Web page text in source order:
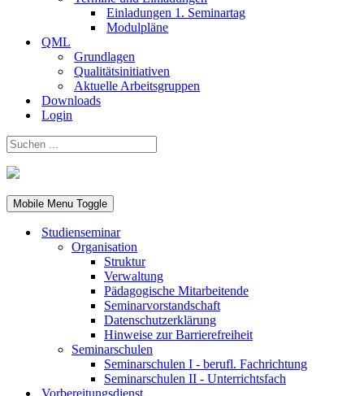
Einladungen 1. Seminartag
Modulpläne
QML
Grundlagen
Qualitätsinitiativen
Aktuelle Arbeitsgruppen
Downloads
Login
Mobile Menu Toggle
Studienseminar
Organisation
Struktur
Verwaltung
Pädagogische Mitarbeitende
Seminarvorstandschaft
Datenschutzerklärung
Hinweise zur Barrierefreiheit
Seminarschulen
Seminarschulen I - berufl. Fachrichtung
Seminarschulen II - Unterrichtsfach
Vorbereitungsdienst